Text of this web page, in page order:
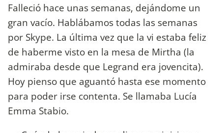
Falleció hace unas semanas, dejándome un
gran vacío. Hablábamos todas las semanas
por Skype. La última vez que la vi estaba feliz
de haberme visto en la mesa de Mirtha (la
admiraba desde que Legrand era jovencita).
Hoy pienso que aguantó hasta ese momento
para poder irse contenta. Se llamaba Lucía
Emma Stabio.